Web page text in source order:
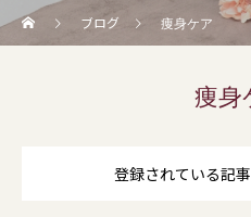
ブログ 痩身ケア
痩身
登録されている記